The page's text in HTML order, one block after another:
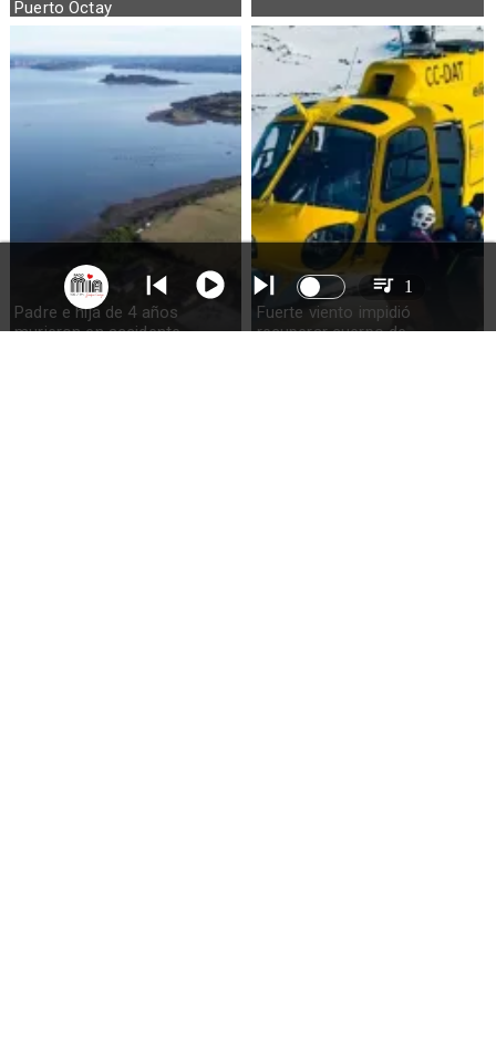
Puerto Octay
Padre e hija de 4 años
murieron en accidente
Fuerte viento impidió
recuperar cuerpo de
1